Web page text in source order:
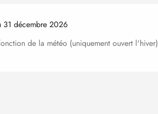
décembre 2026
de la météo (uniquement ouvert l'hiver)